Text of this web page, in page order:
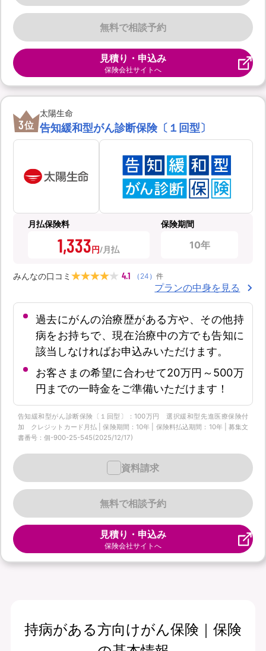
無料で相談予約
見積り・申込み
保険会社サイトへ
3位
太陽生命
告知緩和型がん診断保険〔１回型〕
月払保険料
1,333円
保険期間
10年
みんなの口コミ 4.1 （ 24 ） 件
プランの中身を見る
過去にがんの治療歴がある方や、その他持
病をお持ちで、現在治療中の方でも告知に
該当しなければお申込みいただけます。
お客さまの希望に合わせて20万円～500万
円までの一時金をご準備いただけます！
告知緩和型がん診断保険〔１回型〕：100万円 選択緩和型先進医療保険付
加 クレジットカード月払 | 保険期間：10年 | 保険料払込期間：10年 | 募集文
書番号：個-900-25-545(2025/12/17)
無料で相談予約
資料請求
見積り・申込み
保険会社サイトへ
持病がある方向けがん保険｜保険